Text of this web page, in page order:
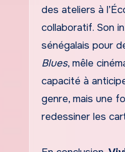
des ateliers à
collaboratif. Son
sénégalais pour
Blues, mêle
capacité à
genre, mais une
redessiner les